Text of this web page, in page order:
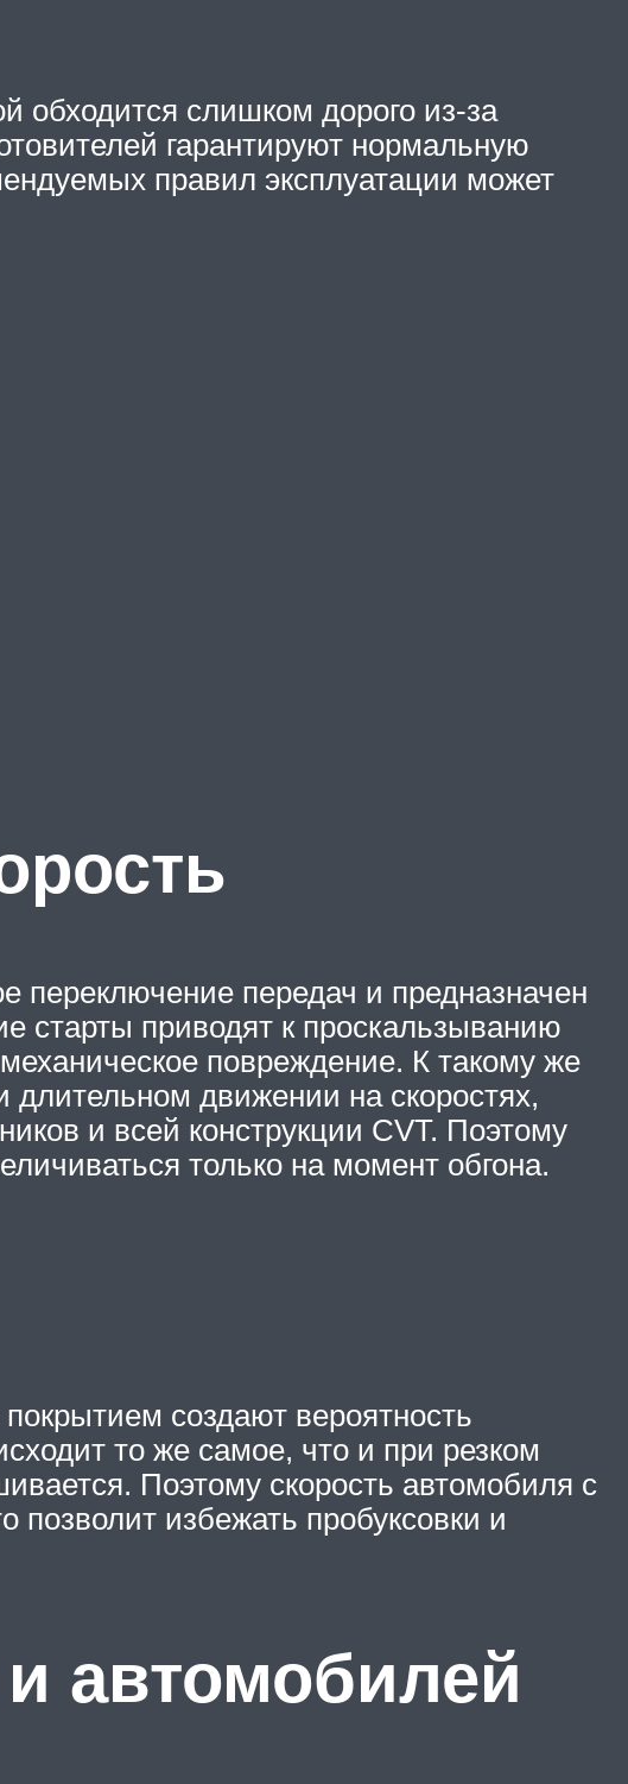
обходится слишком дорого из-за
гарантируют нормальную
правил эксплуатации может
переключение передач и предназначен
старты приводят к проскальзыванию
повреждение. К такому же
длительном движении на скоростях,
и всей конструкции CVT. Поэтому
только на момент обгона.
создают вероятность
то же самое, что и при резком
Поэтому скорость автомобиля с
избежать пробуксовки и
автомобилей